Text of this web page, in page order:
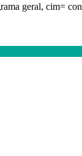
geral, cim=